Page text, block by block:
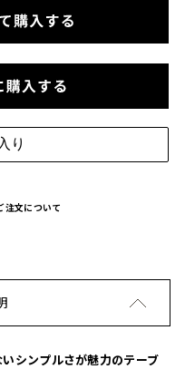
り
注文について
シンプルさが魅力のテーブ